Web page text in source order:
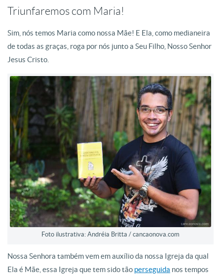
Triunfaremos com Maria!
Sim, nós temos Maria como nossa Mãe! E Ela, como medianeira
de todas as graças, roga por nós junto a Seu Filho, Nosso Senhor
Jesus Cristo.
Foto ilustrativa: Andréia Britta / cancaonova.com
Nossa Senhora também vem em auxílio da nossa Igreja da qual
Ela é Mãe, essa Igreja que tem sido tão perseguida nos tempos